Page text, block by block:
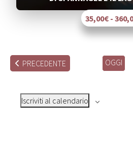
35,00€ -
PRECEDENTEEVENTI OGGI
Iscriviti al calendario